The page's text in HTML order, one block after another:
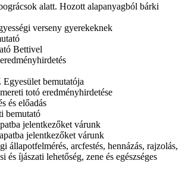
alatt. Hozott alapanyagból bárki
verseny gyerekeknek
Bettivel
bemutatója
totó eredményhirdetése
és előadás
bemutató
jelentkezőket várunk
jelentkezőket várunk
állapotfelmérés, arcfestés, hennázás, rajzolás,
és íjászati lehetőség, zene és egészséges